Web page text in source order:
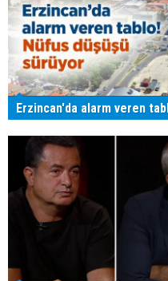
Erzincan'da alarm veren